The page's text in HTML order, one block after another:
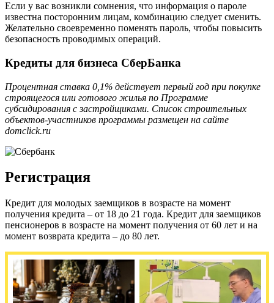
Если у вас возникли сомнения, что информация о пароле
известна посторонним лицам, комбинацию следует сменить.
Желательно своевременно поменять пароль, чтобы повысить
безопасность проводимых операций.
Кредиты для бизнеса СберБанка
Процентная ставка 0,1% действует первый год при покупке
строящегося или готового жилья по Программе
субсидирования с застройщиками. Список строительных
объектов-участников программы размещен на сайте
domclick.ru
Регистрация
Кредит для молодых заемщиков в возрасте на момент
получения кредита – от 18 до 21 года. Кредит для заемщиков
пенсионеров в возрасте на момент получения от 60 лет и на
момент возврата кредита – до 80 лет.